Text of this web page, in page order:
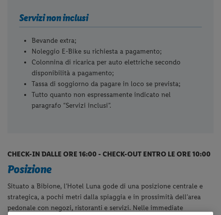
Servizi non inclusi
Bevande extra;
Noleggio E-Bike su richiesta a pagamento;
Colonnina di ricarica per auto elettriche secondo
disponibilità a pagamento;
Tassa di soggiorno da pagare in loco se prevista;
Tutto quanto non espressamente indicato nel
paragrafo “Servizi inclusi”.
CHECK-IN DALLE ORE 16:00 - CHECK-OUT ENTRO LE ORE 10:00
Posizione
Situato a Bibione, l’Hotel Luna gode di una posizione centrale e
strategica, a pochi metri dalla spiaggia e in prossimità dell’area
pedonale con negozi, ristoranti e servizi. Nelle immediate